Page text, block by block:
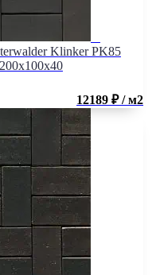
Klinker PK85
12189 ₽ / м2